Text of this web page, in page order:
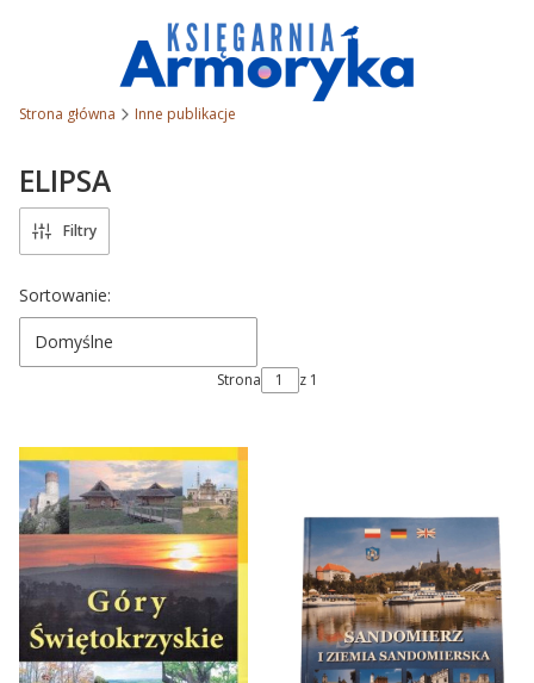
Strona główna Inne publikacje
ELIPSA
Filtry
Lista produktów
Sortowanie:
Domyślne
Strona z 1